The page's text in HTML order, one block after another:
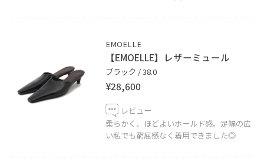
お気軽にご活用くださいませ。
－－－－－－－－－－－－－－－－－－－－－－－－－
アダムエロペ北千住ルミネ店 4F
EMOELLE
【EMOELLE】レザーミュール
ブラック / 38.0
¥28,600
レビュー
柔らかく、ほどよいホールド感。足幅の広
い私でも窮屈感なく着用できました◎